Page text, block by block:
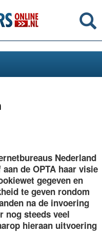
Nederland
de OPTA haar visie
gegeven en
te geven rondom
na de invoering
nog steeds veel
hieraan uitvoering